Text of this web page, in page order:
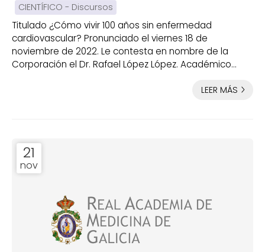
CIENTÍFICO - Discursos
Titulado ¿Cómo vivir 100 años sin enfermedad
cardiovascular? Pronunciado el viernes 18 de
noviembre de 2022. Le contesta en nombre de la
Corporación el Dr. Rafael López López. Académico
LEER MÁS
21
nov